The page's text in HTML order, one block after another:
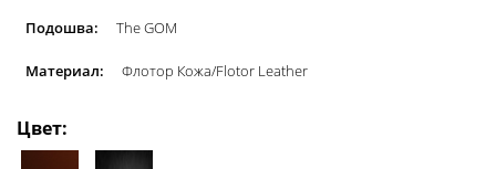
Подошва: The GOM
Материал: Флотор Кожа/Flotor Leather
Цвет: